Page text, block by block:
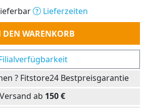
Lieferzeiten
WARENKORB
? Fitstore24 Bestpreisgarantie
ab 150 €